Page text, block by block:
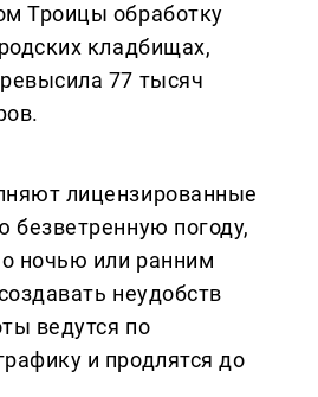
Троицы обработку
кладбищах,
77 тысяч
лицензированные
безветренную погоду,
ночью или ранним
неудобств
ведутся по
и продлятся до